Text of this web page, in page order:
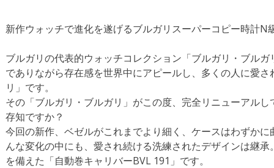
新作ウォッチで進化を遂げるブルガリスーパーコピー時計N
ブルガリの代表的ウォッチコレクション「ブルガリ・ブル
でありながら存在感を世界中にアピールし、多くの人に愛
リ」です。
その「ブルガリ・ブルガリ」がこの度、完全リニューアル
存知ですか？
今回の新作、ベゼルがこれまでより細く、ケースはわずか
んな変化の中にも、愛され続ける洗練されたデザインは継
を備えた「自動巻キャリバーBVL 191」です。